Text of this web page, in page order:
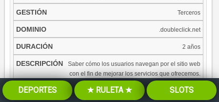
DEPORTES ★ RULETA ★ SLOTS
Terceros
.doubleclick.net
2 años
Saber cómo los usuarios navegan por el sitio web
con el fin de mejorar los servicios que ofrecemos.
Esta información es anónima, y sólo se utiliza para fines estadísticos.
Más información en
doubleclick.net